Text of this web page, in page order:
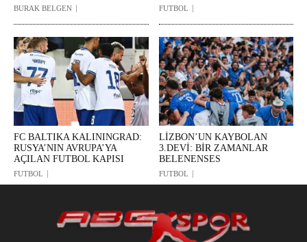
BURAK BELGEN FUTBOL
FC BALTIKA KALININGRAD:
RUSYA’NIN AVRUPA’YA
AÇILAN FUTBOL KAPISI
FUTBOL
LİZBON’UN KAYBOLAN
3.DEVİ: BİR ZAMANLAR
BELENENSES
FUTBOL